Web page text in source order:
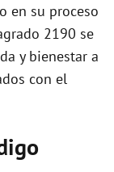
en su proceso
2190 se
y bienestar a
con el